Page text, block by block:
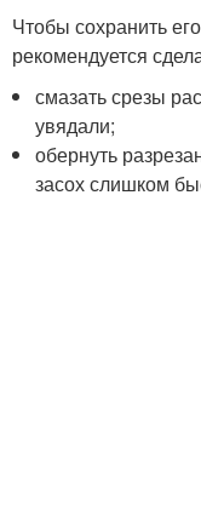
Чтобы сохранить
рекомендуется
смазать срезы
увядали;
обернуть
засох слишком